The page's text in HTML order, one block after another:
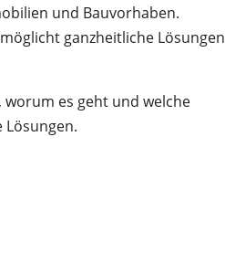
und Bauvorhaben.
ganzheitliche Lösungen
es geht und welche